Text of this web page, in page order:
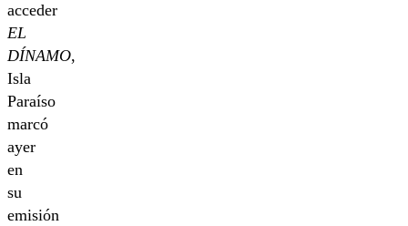
acceder
EL
DÍNAMO,
Isla
Paraíso
marcó
ayer
en
su
emisión